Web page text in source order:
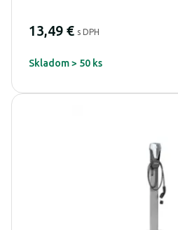
13,49 € s DPH
Skladom > 50 ks